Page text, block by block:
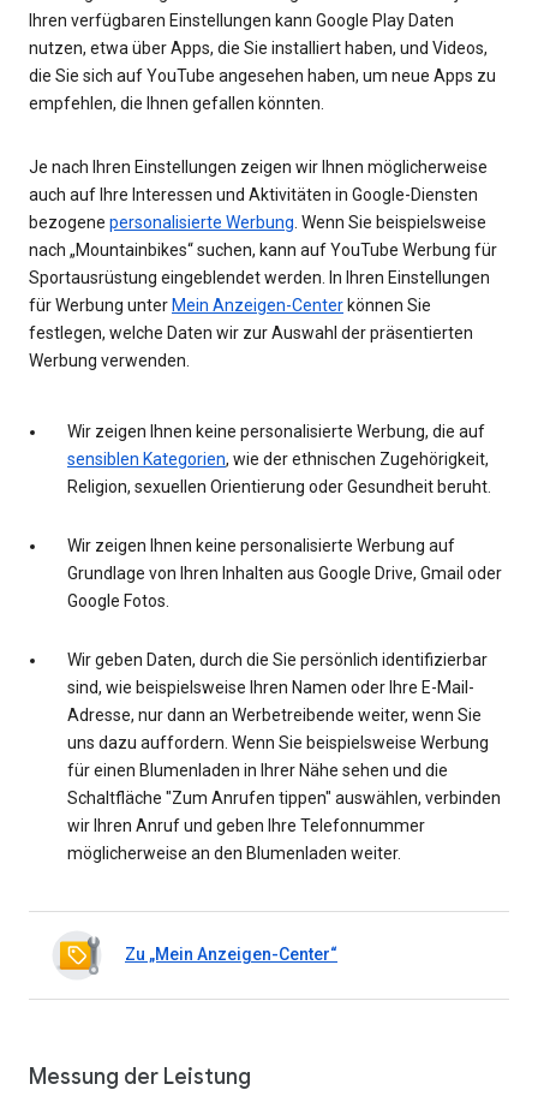
Ihren verfügbaren Einstellungen kann Google Play Daten
nutzen, etwa über Apps, die Sie installiert haben, und Videos,
die Sie sich auf YouTube angesehen haben, um neue Apps zu
empfehlen, die Ihnen gefallen könnten.
Je nach Ihren Einstellungen zeigen wir Ihnen möglicherweise
auch auf Ihre Interessen und Aktivitäten in Google-Diensten
bezogene personalisierte Werbung . Wenn Sie beispielsweise
nach „Mountainbikes“ suchen, kann auf YouTube Werbung für
Sportausrüstung eingeblendet werden. In Ihren Einstellungen
für Werbung unterMein Anzeigen-Centerkönnen Sie
festlegen, welche Daten wir zur Auswahl der präsentierten
Werbung verwenden.
Wir zeigen Ihnen keine personalisierte Werbung, die auf
sensiblen Kategorien, wie der ethnischen Zugehörigkeit,
Religion, sexuellen Orientierung oder Gesundheit beruht.
Wir zeigen Ihnen keine personalisierte Werbung auf
Grundlage von Ihren Inhalten aus Google Drive, Gmail oder
Google Fotos.
Wir geben Daten, durch die Sie persönlich identifizierbar
sind, wie beispielsweise Ihren Namen oder Ihre E-Mail-
Adresse, nur dann an Werbetreibende weiter, wenn Sie
uns dazu auffordern. Wenn Sie beispielsweise Werbung
für einen Blumenladen in Ihrer Nähe sehen und die
Schaltfläche "Zum Anrufen tippen" auswählen, verbinden
wir Ihren Anruf und geben Ihre Telefonnummer
möglicherweise an den Blumenladen weiter.
Zu „Mein Anzeigen-Center“
Messung der Leistung